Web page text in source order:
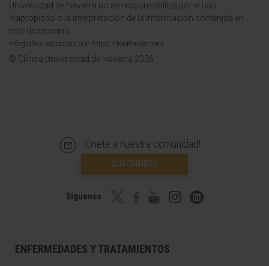
Universidad de Navarra no se responsabiliza por el uso
inapropiado o la interpretación de la información contenida en
este diccionario.
Infografías realizadas con https://BioRender.com
© Clínica Universidad de Navarra 2026
¡Únete a nuestra comunidad!
SUSCRIBIRSE
Síguenos
ENFERMEDADES Y TRATAMIENTOS